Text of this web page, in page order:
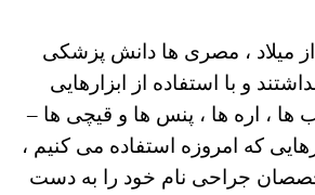
قبل از میلاد ، مصری ها دانش پزشکی
و با استفاده از ابزارهایی
ها ، اره ها ، پنس ها و قیچی ها –
که امروزه استفاده می کنیم ،
جراحی نام خود را به دست